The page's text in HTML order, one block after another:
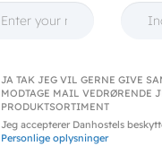
JA TAK JEG VIL GERNE GIVE
MODTAGE MAIL VEDRØRENDE
PRODUKTSORTIMENT
Jeg accepterer Danhostels
Personlige oplysninger